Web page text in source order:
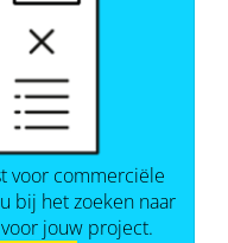
voor commerciële
bij het zoeken naar
jouw project.